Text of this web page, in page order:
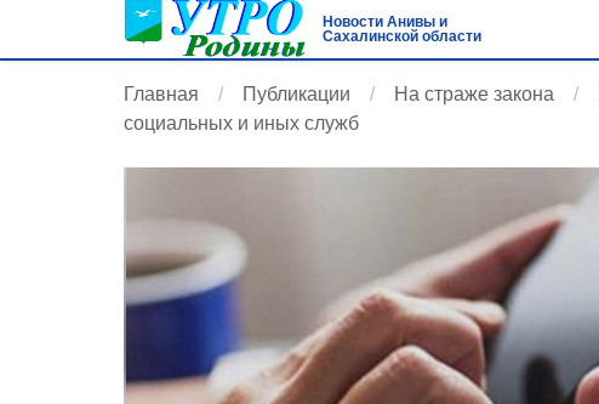
Новости Анивы и
Сахалинской области
Главная Публикации На страже закона
социальных и иных служб